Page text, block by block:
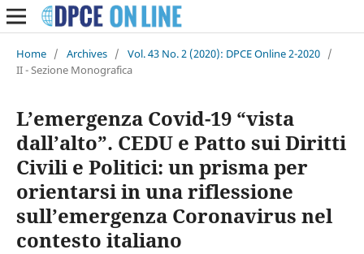
Home / Archives / Vol. 43 No. 2 (2020): DPCE Online 2-2020 /
II - Sezione Monografica
L’emergenza Covid-19 “vista
dall’alto”. CEDU e Patto sui Diritti
Civili e Politici: un prisma per
orientarsi in una riflessione
sull’emergenza Coronavirus nel
contesto italiano